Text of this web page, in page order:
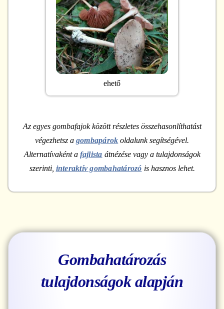
ehető
Az egyes gombafajok között részletes összehasonlíthatást
végezhetsz a gombapárok oldalunk segítségével.
Alternatívaként a fajlista átnézése vagy a tulajdonságok
szerinti, interaktív gombahatározó is hasznos lehet.
Gombahatározás
tulajdonságok alapján